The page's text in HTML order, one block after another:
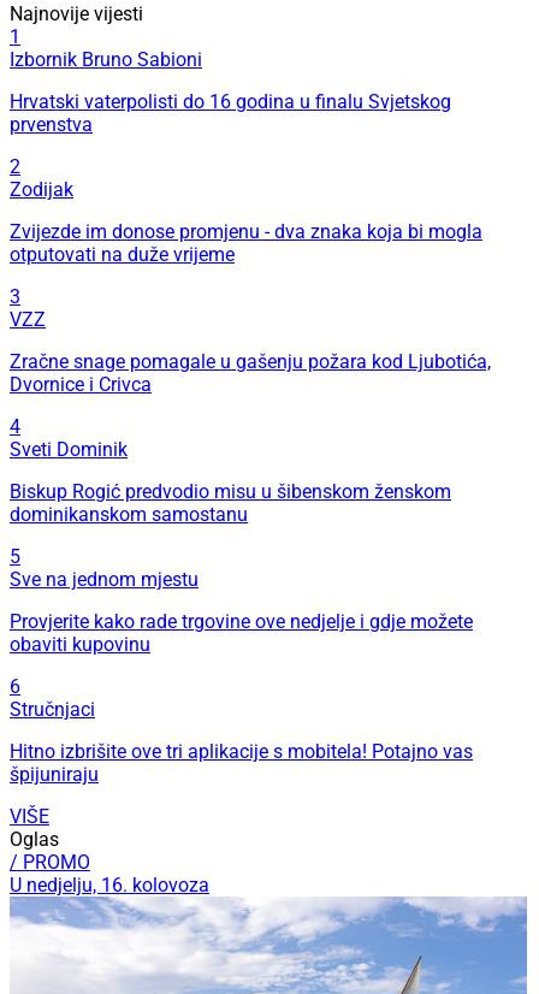
Najnovije vijesti
1
Izbornik Bruno Sabioni
Hrvatski vaterpolisti do 16 godina u finalu Svjetskog
prvenstva
2
Zodijak
Zvijezde im donose promjenu - dva znaka koja bi mogla
otputovati na duže vrijeme
3
VZZ
Zračne snage pomagale u gašenju požara kod Ljubotića,
Dvornice i Crivca
4
Sveti Dominik
Biskup Rogić predvodio misu u šibenskom ženskom
dominikanskom samostanu
5
Sve na jednom mjestu
Provjerite kako rade trgovine ove nedjelje i gdje možete
obaviti kupovinu
6
Stručnjaci
Hitno izbrišite ove tri aplikacije s mobitela! Potajno vas
špijuniraju
VIŠE
Oglas
/ PROMO
U nedjelju, 16. kolovoza